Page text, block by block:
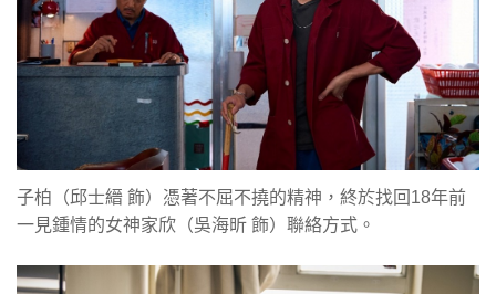
子柏（邱士縉 飾）憑著不屈不撓的精神，終於找回18年前
一見鍾情的女神家欣（吳海昕 飾）聯絡方式。